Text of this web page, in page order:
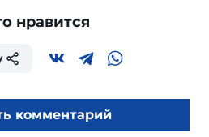
нравится
комментарий